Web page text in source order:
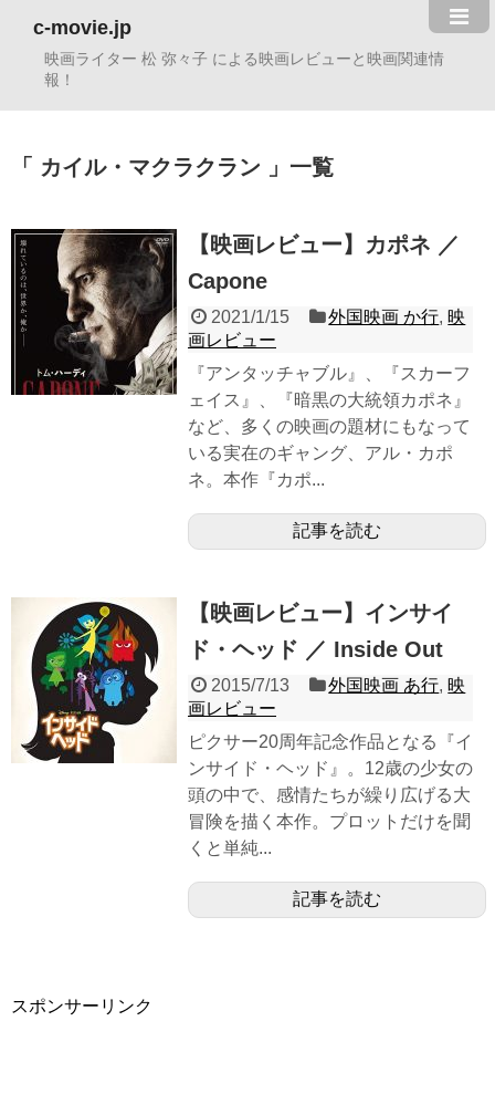
c-movie.jp
映画ライター 松 弥々子 による映画レビューと映画関連情
報！
カイル・マクラクラン 一覧
【映画レビュー】カポネ ／
Capone
2021/1/15 外国映画 か行, 映
画レビュー
『アンタッチャブル』、『スカーフ
ェイス』、『暗黒の大統領カポネ』
など、多くの映画の題材にもなって
いる実在のギャング、アル・カポ
ネ。本作『カポ...
記事を読む
【映画レビュー】インサイ
ド・ヘッド ／ Inside Out
2015/7/13 外国映画 あ行, 映
画レビュー
ピクサー20周年記念作品となる『イ
ンサイド・ヘッド』。12歳の少女の
頭の中で、感情たちが繰り広げる大
冒険を描く本作。プロットだけを聞
くと単純...
記事を読む
スポンサーリンク